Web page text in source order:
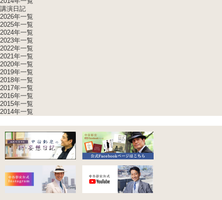
講演日記
2026年一覧
2025年一覧
2024年一覧
2023年一覧
2022年一覧
2021年一覧
2020年一覧
2019年一覧
2018年一覧
2017年一覧
2016年一覧
2015年一覧
2014年一覧